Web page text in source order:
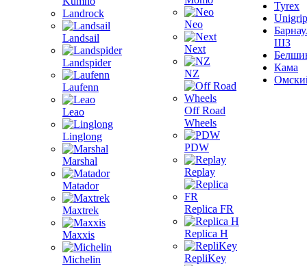
Landrock
Landsail
Landspider
Laufenn
Leao
Linglong
Marshal
Matador
Maxtrek
Maxxis
Michelin
Neo
Next
NZ
Off Road
Wheels
PDW
Replay
Replica FR
Replica H
RepliKey
Tyrex
Unigrip
ШЗ
Кама